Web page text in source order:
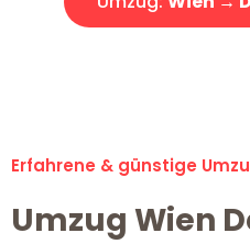
Erfahrene & günstige
Umzug Wien